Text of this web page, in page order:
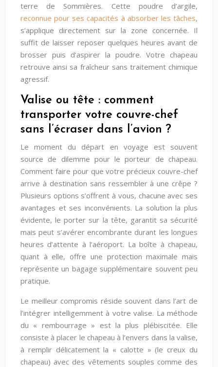
terre de Sommières. Cette poudre d’argile,
reconnue pour ses capacités à absorber les tâches,
s’applique directement sur la zone concernée. Il
suffit de laisser reposer quelques heures avant de
brosser puis d’aspirer la poudre. Votre chapeau
retrouve ainsi sa fraîcheur sans traitement chimique
agressif.
Valise ou tête : comment
transporter votre couvre-chef
sans l’écraser dans l’avion ?
Le moment du départ en voyage est souvent
source de dilemme pour le porteur de chapeau.
Comment faire pour que votre précieux couvre-chef
arrive à destination sans ressembler à une crêpe ?
Plusieurs options s’offrent à vous, chacune avec ses
avantages et ses inconvénients. La solution la plus
évidente, le porter sur la tête, garantit sa sécurité
mais peut s’avérer encombrante durant les longues
heures d’attente à l’aéroport. La boîte à chapeau,
quant à elle, offre une protection maximale mais
représente un bagage supplémentaire souvent peu
pratique.
Le meilleur compromis réside souvent dans l’art de
l’intégrer intelligemment à votre valise. La méthode
du « rembourrage » est la plus plébiscitée. Elle
consiste à placer le chapeau à l’envers dans la valise,
à remplir délicatement la « calotte » (le creux du
chapeau) avec des vêtements souples comme des